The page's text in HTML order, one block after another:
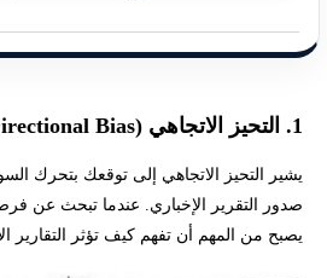
1. التحيز الاتجاهي (Directional Bias):
يشير التحيز الاتجاهي إلى توقعك بتحرك
صدور التقرير الإخباري. عندما تبحث عن
يصبح من المهم أن تفهم كيف تؤثر التقارير